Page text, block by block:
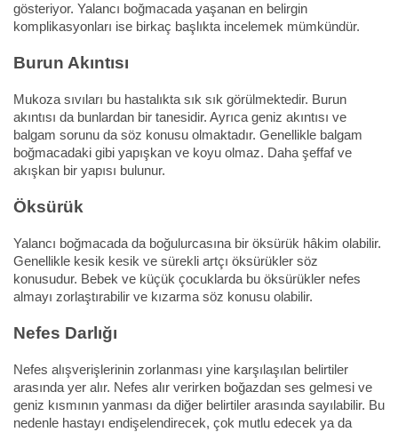
gösteriyor. Yalancı boğmacada yaşanan en belirgin
komplikasyonları ise birkaç başlıkta incelemek mümkündür.
Burun Akıntısı
Mukoza sıvıları bu hastalıkta sık sık görülmektedir. Burun
akıntısı da bunlardan bir tanesidir. Ayrıca geniz akıntısı ve
balgam sorunu da söz konusu olmaktadır. Genellikle balgam
boğmacadaki gibi yapışkan ve koyu olmaz. Daha şeffaf ve
akışkan bir yapısı bulunur.
Öksürük
Yalancı boğmacada da boğulurcasına bir öksürük hâkim olabilir.
Genellikle kesik kesik ve sürekli artçı öksürükler söz
konusudur. Bebek ve küçük çocuklarda bu öksürükler nefes
almayı zorlaştırabilir ve kızarma söz konusu olabilir.
Nefes Darlığı
Nefes alışverişlerinin zorlanması yine karşılaşılan belirtiler
arasında yer alır. Nefes alır verirken boğazdan ses gelmesi ve
geniz kısmının yanması da diğer belirtiler arasında sayılabilir. Bu
nedenle hastayı endişelendirecek, çok mutlu edecek ya da